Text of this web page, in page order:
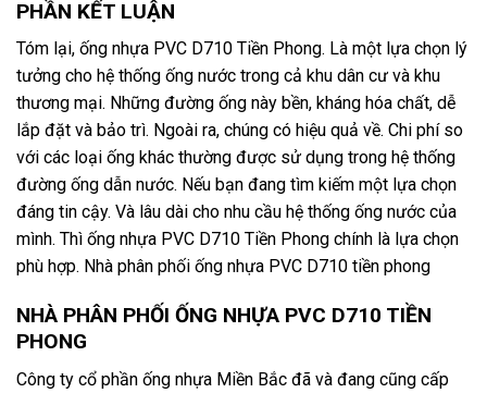
PHẦN KẾT LUẬN
Tóm lại, ống nhựa PVC D710 Tiền Phong. Là một lựa chọn lý
tưởng cho hệ thống ống nước trong cả khu dân cư và khu
thương mại. Những đường ống này bền, kháng hóa chất, dễ
lắp đặt và bảo trì. Ngoài ra, chúng có hiệu quả về. Chi phí so
với các loại ống khác thường được sử dụng trong hệ thống
đường ống dẫn nước. Nếu bạn đang tìm kiếm một lựa chọn
đáng tin cậy. Và lâu dài cho nhu cầu hệ thống ống nước của
mình. Thì ống nhựa PVC D710 Tiền Phong chính là lựa chọn
phù hợp. Nhà phân phối ống nhựa PVC D710 tiền phong
NHÀ PHÂN PHỐI ỐNG NHỰA PVC D710 TIỀN
PHONG
Công ty cổ phần ống nhựa Miền Bắc đã và đang cũng cấp